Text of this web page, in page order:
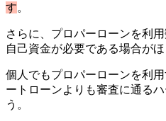
す。
さらに、プロパーローンを利
自己資金が必要である場合がほ
個人でもプロパーローンを利
ートローンよりも審査に通る
う。